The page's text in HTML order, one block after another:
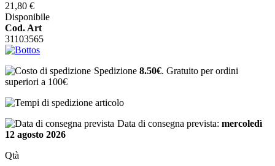
21,80 €
Disponibile
Cod. Art
31103565
Spedizione 8.50€. Gratuito per ordini
superiori a 100€
Data di consegna prevista: mercoledì
12 agosto 2026
Qtà